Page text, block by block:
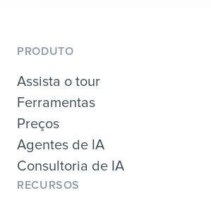
PRODUTO
Assista o tour
Ferramentas
Preços
Agentes de IA
Consultoria de IA
RECURSOS